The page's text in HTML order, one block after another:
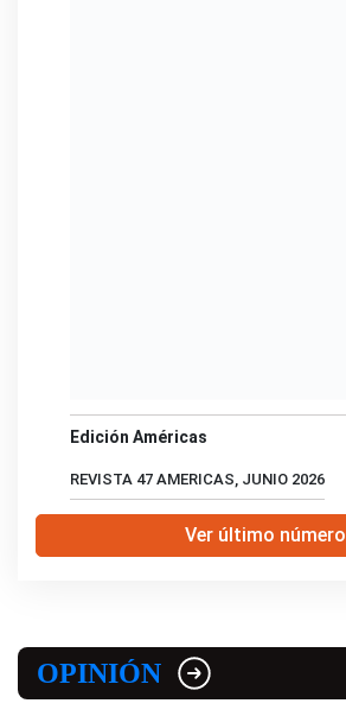
Edición Américas
REVISTA 47 AMERICAS, JUNIO 2026
Ver último número
OPINIÓN